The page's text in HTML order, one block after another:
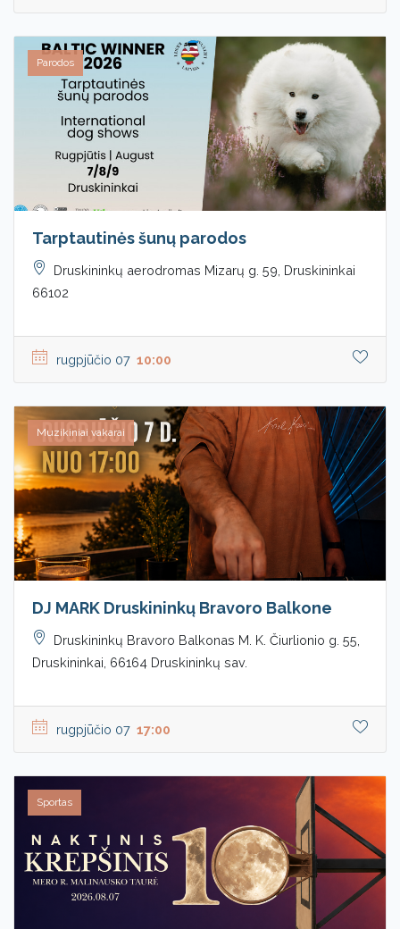
Parodos
Tarptautinės šunų parodos
Druskininkų aerodromas Mizarų g. 59, Druskininkai
66102
rugpjūčio 07 10:00
Muzikiniai vakarai
DJ MARK Druskininkų Bravoro Balkone
Druskininkų Bravoro Balkonas M. K. Čiurlionio g. 55,
Druskininkai, 66164 Druskininkų sav.
rugpjūčio 07 17:00
Sportas